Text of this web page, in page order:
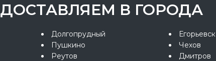
ДОСТАВЛЯЕМ В ГОРОДА
Долгопрудный
Пушкино
Реутов
Егорьевск
Чехов
Дмитров